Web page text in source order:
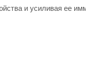
и усиливая ее